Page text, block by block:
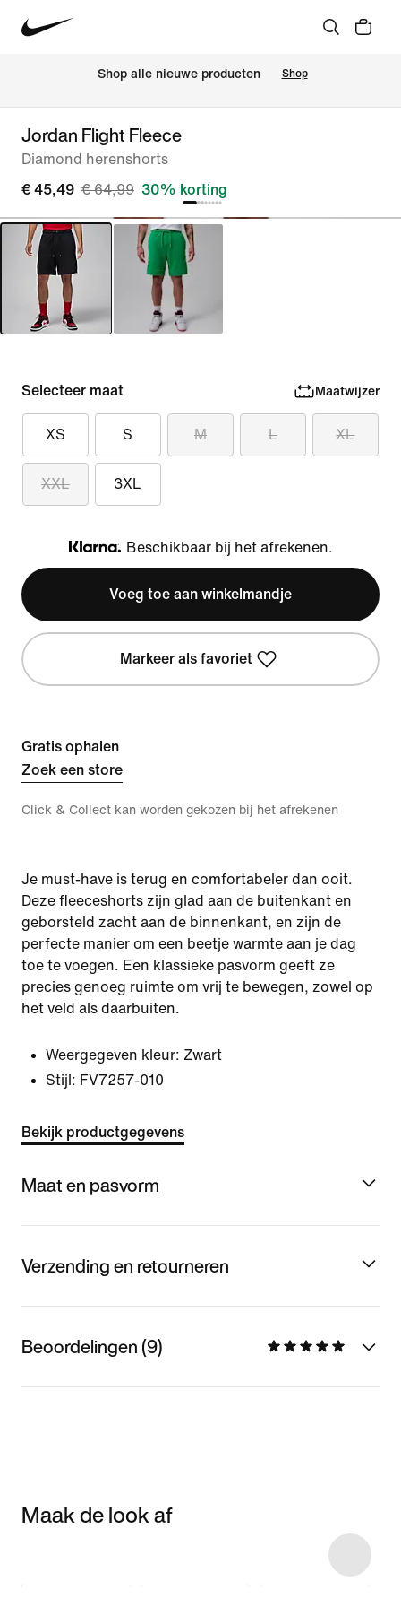
Shop alle nieuwe producten Shop
Jordan Flight Fleece
Diamond herenshorts
€ 45,49 € 64,99 30% korting
Selecteer maat Maatwijzer
XS S M L XL
XXL 3XL
Klarna
Beschikbaar bij het afrekenen.
Voeg toe aan winkelmandje
Markeer als favoriet
Gratis ophalen
Zoek een store
Click & Collect kan worden gekozen bij het afrekenen
Je must-have is terug en comfortabeler dan ooit.
Deze fleeceshorts zijn glad aan de buitenkant en
geborsteld zacht aan de binnenkant, en zijn de
perfecte manier om een beetje warmte aan je dag
toe te voegen. Een klassieke pasvorm geeft ze
precies genoeg ruimte om vrij te bewegen, zowel op
het veld als daarbuiten.
Weergegeven kleur: Zwart
Stijl: FV7257-010
Bekijk productgegevens
Maat en pasvorm
Verzending en retourneren
Beoordelingen (9)
Maak de look af